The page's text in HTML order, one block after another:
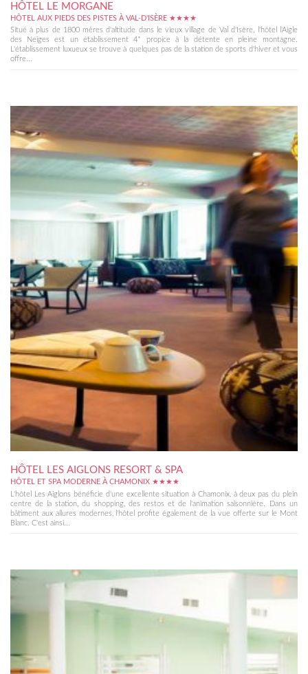
HÔTEL LE MORGANE
HÔTEL AUX PIEDS DES PISTES À VAL-D'ISÈRE ★★★★
Situé à plus de 1800 mères d'altitude dans le vieux village de Val d'Isère, l'hôtel l'Aigle
des Neiges est un établissement 4* propice à la détente en pleine montagne.
L'établissement luxueux se trouve à quelques pas de la station de sports d'hiver et vous
offre...
HÔTEL LES AIGLONS RESORT & SPA
HÔTEL ET SPA MODERNE À CHAMONIX ★★★★
L'hôtel Les Aiglons bénéficie d'une excellente situation à Chamonix, à deux pas du plein
centre de la station, du shopping, des restos et de l'animation saisonnière. Dans un
bâtiment aux allures modernes, l'hôtel profite également de la vue offerte sur le Mont
Blanc. C'est ainsi...